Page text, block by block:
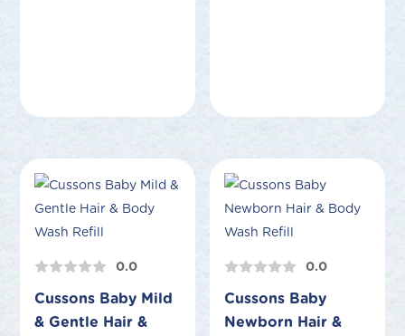
0.0
Cussons Baby Mild
& Gentle Hair &
0.0
Cussons Baby
Newborn Hair &